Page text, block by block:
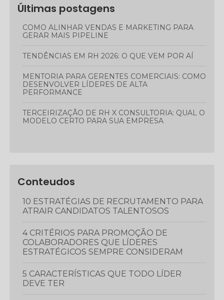
Últimas postagens
COMO ALINHAR VENDAS E MARKETING PARA
GERAR MAIS PIPELINE
TENDÊNCIAS EM RH 2026: O QUE VEM POR AÍ
MENTORIA PARA GERENTES COMERCIAIS: COMO
DESENVOLVER LÍDERES DE ALTA
PERFORMANCE
TERCEIRIZAÇÃO DE RH X CONSULTORIA: QUAL O
MODELO CERTO PARA SUA EMPRESA
Conteudos
10 ESTRATÉGIAS DE RECRUTAMENTO PARA
ATRAIR CANDIDATOS TALENTOSOS
4 CRITÉRIOS PARA PROMOÇÃO DE
COLABORADORES QUE LÍDERES
ESTRATÉGICOS SEMPRE CONSIDERAM
5 CARACTERÍSTICAS QUE TODO LÍDER
DEVE TER